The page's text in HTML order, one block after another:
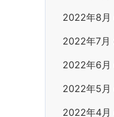
2022年8月
2022年7月
2022年6月
2022年5月
2022年4月